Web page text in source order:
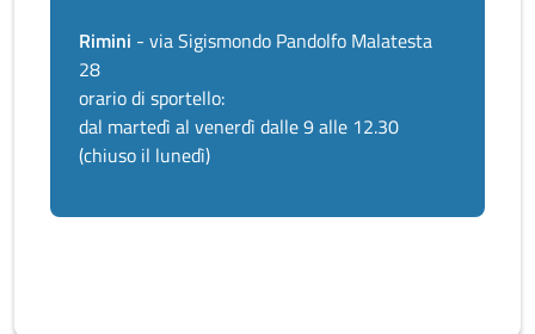
Rimini - via Sigismondo Pandolfo Malatesta
28
orario di sportello:
dal martedì al venerdì dalle 9 alle 12.30
(chiuso il lunedì)